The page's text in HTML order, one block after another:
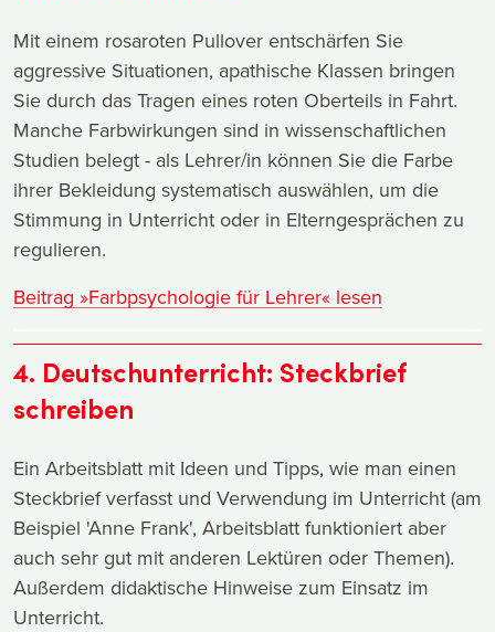
Mit einem rosaroten Pullover entschärfen Sie
aggressive Situationen, apathische Klassen bringen
Sie durch das Tragen eines roten Oberteils in Fahrt.
Manche Farbwirkungen sind in wissenschaftlichen
Studien belegt - als Lehrer/in können Sie die Farbe
ihrer Bekleidung systematisch auswählen, um die
Stimmung in Unterricht oder in Elterngesprächen zu
regulieren.
Beitrag »Farbpsychologie für Lehrer« lesen
4. Deutschunterricht: Steckbrief
schreiben
Ein Arbeitsblatt mit Ideen und Tipps, wie man einen
Steckbrief verfasst und Verwendung im Unterricht (am
Beispiel 'Anne Frank', Arbeitsblatt funktioniert aber
auch sehr gut mit anderen Lektüren oder Themen).
Außerdem didaktische Hinweise zum Einsatz im
Unterricht.